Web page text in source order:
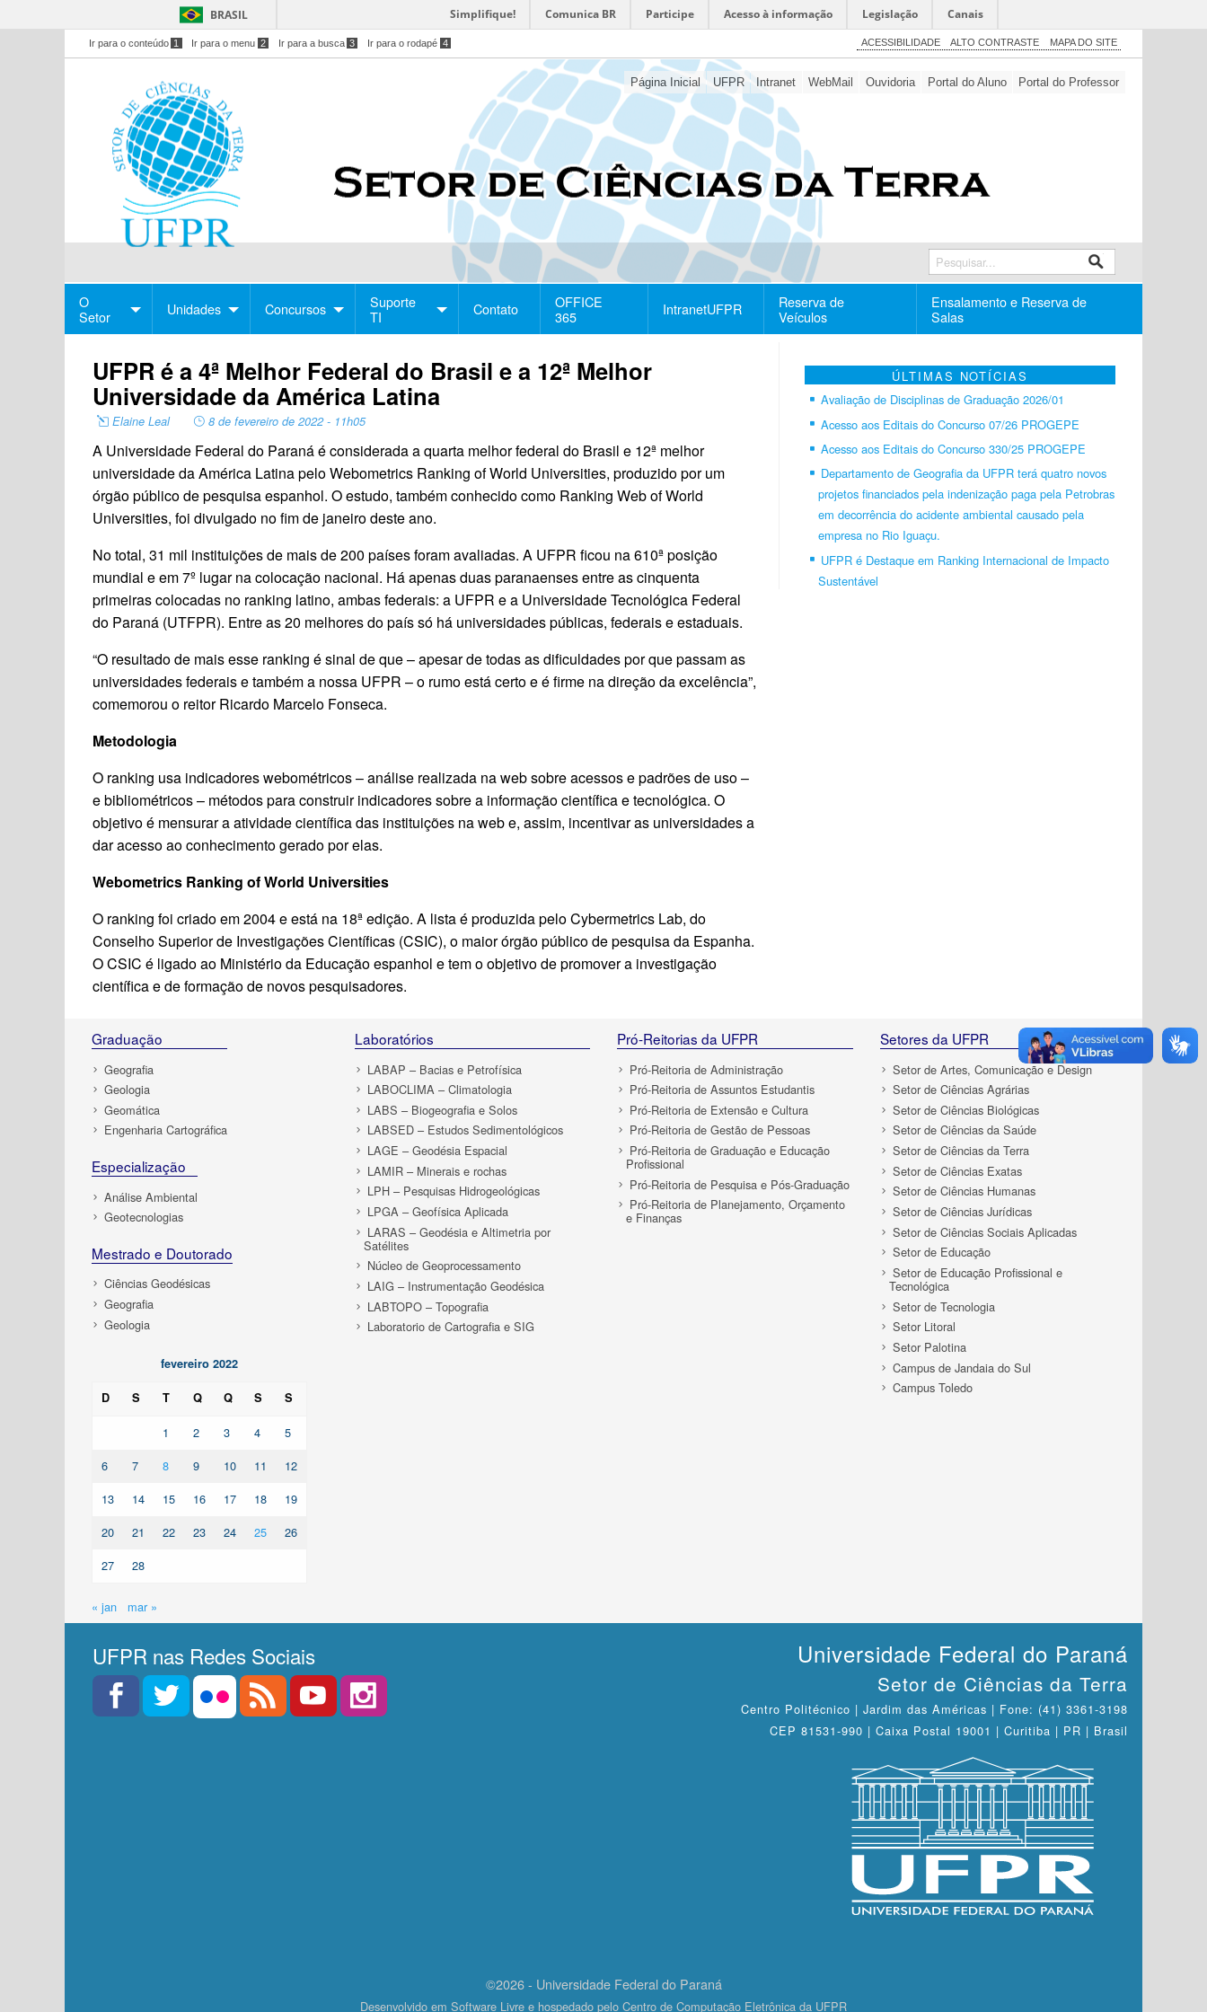
BRASIL Simplifique! Comunica BR Participe Acesso à informação Legislação Canais
Ir para o conteúdo 1 Ir para o menu 2 Ir para a busca 3 Ir para o rodapé 4 ACESSIBILIDADE ALTO CONTRASTE MAPA DO SITE
Página Inicial UFPR Intranet WebMail Ouvidoria Portal do Aluno Portal do Professor
O
Setor
Unidades Concursos
Suporte
TI
Contato
OFFICE
365
IntranetUFPR
Reserva de
Veículos
Ensalamento e Reserva de
Salas
UFPR é a 4ª Melhor Federal do Brasil e a 12ª Melhor
Universidade da América Latina
Elaine Leal 8 de fevereiro de 2022 - 11h05
A Universidade Federal do Paraná é considerada a quarta melhor federal do Brasil e 12ª melhor
universidade da América Latina pelo Webometrics Ranking of World Universities, produzido por um
órgão público de pesquisa espanhol. O estudo, também conhecido como Ranking Web of World
Universities, foi divulgado no fim de janeiro deste ano.
No total, 31 mil instituições de mais de 200 países foram avaliadas. A UFPR ficou na 610ª posição
mundial e em 7º lugar na colocação nacional. Há apenas duas paranaenses entre as cinquenta
primeiras colocadas no ranking latino, ambas federais: a UFPR e a Universidade Tecnológica Federal
do Paraná (UTFPR). Entre as 20 melhores do país só há universidades públicas, federais e estaduais.
“O resultado de mais esse ranking é sinal de que – apesar de todas as dificuldades por que passam as
universidades federais e também a nossa UFPR – o rumo está certo e é firme na direção da excelência”,
comemorou o reitor Ricardo Marcelo Fonseca.
Metodologia
O ranking usa indicadores webométricos – análise realizada na web sobre acessos e padrões de uso –
e bibliométricos – métodos para construir indicadores sobre a informação científica e tecnológica. O
objetivo é mensurar a atividade científica das instituições na web e, assim, incentivar as universidades a
dar acesso ao conhecimento gerado por elas.
Webometrics Ranking of World Universities
O ranking foi criado em 2004 e está na 18ª edição. A lista é produzida pelo Cybermetrics Lab, do
Conselho Superior de Investigações Científicas (CSIC), o maior órgão público de pesquisa da Espanha.
O CSIC é ligado ao Ministério da Educação espanhol e tem o objetivo de promover a investigação
científica e de formação de novos pesquisadores.
ÚLTIMAS NOTÍCIAS
Avaliação de Disciplinas de Graduação 2026/01
Acesso aos Editais do Concurso 07/26 PROGEPE
Acesso aos Editais do Concurso 330/25 PROGEPE
Departamento de Geografia da UFPR terá quatro novos
projetos financiados pela indenização paga pela Petrobras
em decorrência do acidente ambiental causado pela
empresa no Rio Iguaçu.
UFPR é Destaque em Ranking Internacional de Impacto
Sustentável
Graduação
Geografia
Geologia
Geomática
Engenharia Cartográfica
Especialização
Análise Ambiental
Geotecnologias
Mestrado e Doutorado
Ciências Geodésicas
Geografia
Geologia
fevereiro 2022
D S T Q Q S S
1 2 3 4
5
6
7 8 9 10 11
12
13
14 15 16 17 18
19
20
21 22 23 24 25
26
27
28
« jan mar »
Laboratórios
LABAP – Bacias e Petrofísica
LABOCLIMA – Climatologia
LABS – Biogeografia e Solos
LABSED – Estudos Sedimentológicos
LAGE – Geodésia Espacial
LAMIR – Minerais e rochas
LPH – Pesquisas Hidrogeológicas
LPGA – Geofísica Aplicada
LARAS – Geodésia e Altimetria por
Satélites
Núcleo de Geoprocessamento
LAIG – Instrumentação Geodésica
LABTOPO – Topografia
Laboratorio de Cartografia e SIG
Pró-Reitorias da UFPR
Pró-Reitoria de Administração
Pró-Reitoria de Assuntos Estudantis
Pró-Reitoria de Extensão e Cultura
Pró-Reitoria de Gestão de Pessoas
Pró-Reitoria de Graduação e Educação
Profissional
Pró-Reitoria de Pesquisa e Pós-Graduação
Pró-Reitoria de Planejamento, Orçamento
e Finanças
Setores da UFPR
Setor de Artes, Comunicação e Design
Setor de Ciências Agrárias
Setor de Ciências Biológicas
Setor de Ciências da Saúde
Setor de Ciências da Terra
Setor de Ciências Exatas
Setor de Ciências Humanas
Setor de Ciências Jurídicas
Setor de Ciências Sociais Aplicadas
Setor de Educação
Setor de Educação Profissional e
Tecnológica
Setor de Tecnologia
Setor Litoral
Setor Palotina
Campus de Jandaia do Sul
Campus Toledo
UFPR nas Redes Sociais Universidade Federal do Paraná
Setor de Ciências da Terra
Centro Politécnico | Jardim das Américas | Fone: (41) 3361-3198
CEP 81531-990 | Caixa Postal 19001 | Curitiba | PR | Brasil
©2026 - Universidade Federal do Paraná
Desenvolvido em Software Livre e hospedado pelo Centro de Computação Eletrônica da UFPR